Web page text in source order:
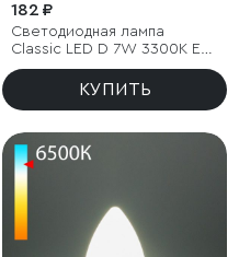
182 ₽
Светодиодная лампа
Classic LED D 7W 3300K E27
А60
КУПИТЬ